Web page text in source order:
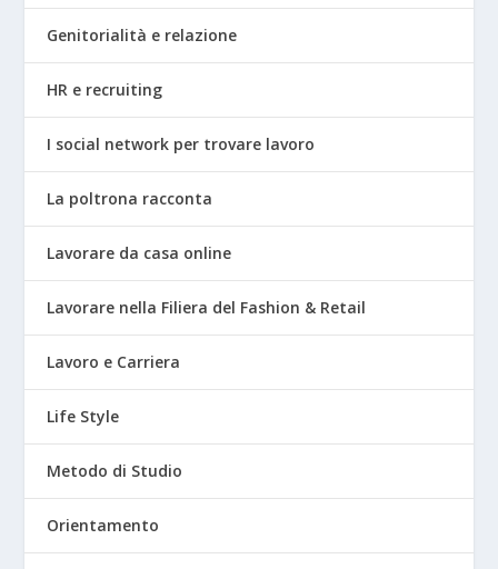
Genitorialità e relazione
HR e recruiting
I social network per trovare lavoro
La poltrona racconta
Lavorare da casa online
Lavorare nella Filiera del Fashion & Retail
Lavoro e Carriera
Life Style
Metodo di Studio
Orientamento